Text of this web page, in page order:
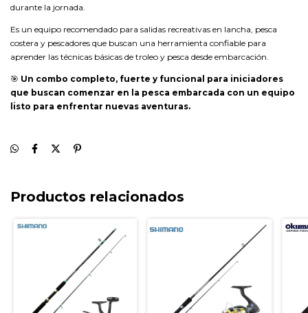
durante la jornada.
Es un equipo recomendado para salidas recreativas en lancha, pesca
costera y pescadores que buscan una herramienta confiable para
aprender las técnicas básicas de troleo y pesca desde embarcación.
🎯 Un combo completo, fuerte y funcional para iniciadores
que buscan comenzar en la pesca embarcada con un equipo
listo para enfrentar nuevas aventuras.
Productos relacionados